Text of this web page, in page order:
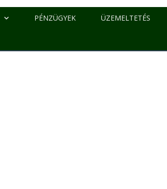
PÉNZÜGYEK ÜZEMELTETÉS